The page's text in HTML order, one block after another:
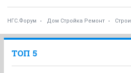
НГС.Форум Дом Стройка Ремонт
ТОП 5